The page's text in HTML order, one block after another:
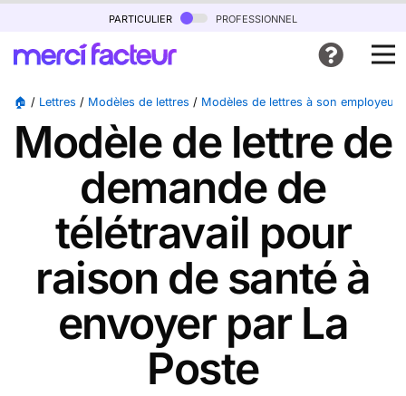
particulier professionnel
🏠 / Lettres / Modèles de lettres / Modèles de lettres à son employeur
Modèle de lettre de
demande de
télétravail pour
raison de santé à
envoyer par La
Poste